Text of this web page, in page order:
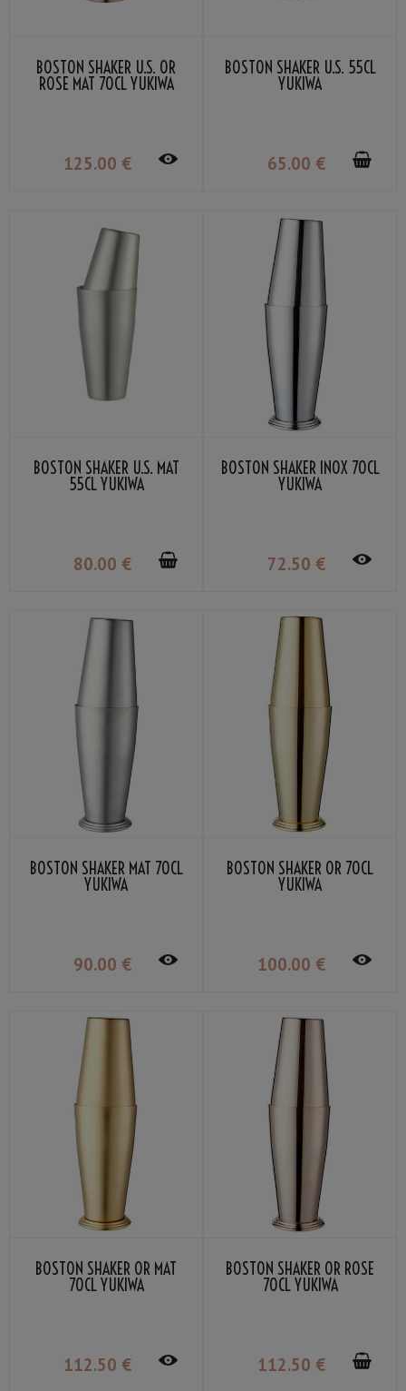
BOSTON SHAKER U.S. OR
ROSE MAT 70CL YUKIWA
125.00 €
BOSTON SHAKER U.S. 55CL
YUKIWA
65.00 €
BOSTON SHAKER U.S. MAT
55CL YUKIWA
80.00 €
BOSTON SHAKER INOX 70CL
YUKIWA
72.50 €
BOSTON SHAKER MAT 70CL
YUKIWA
90.00 €
BOSTON SHAKER OR 70CL
YUKIWA
100.00 €
BOSTON SHAKER OR MAT
70CL YUKIWA
112.50 €
BOSTON SHAKER OR ROSE
70CL YUKIWA
112.50 €